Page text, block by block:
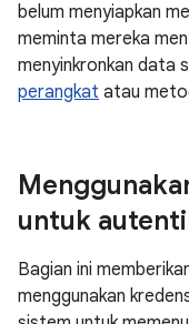
belum menyiapkan
meminta mereka
menyinkronkan data
perangkat atau
untuk
Bagian ini
menggunakan